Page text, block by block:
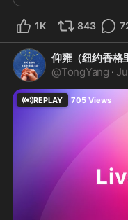
1K 843
仰雍（纽约香格
@TongYang ·
REPLAY 705 Views